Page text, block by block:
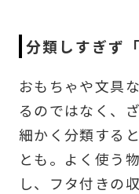
分類しすぎず
おもちゃや文具
るのではなく、
細かく分類する
とも。よく使う
し、フタ付きの